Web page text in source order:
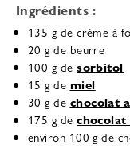
Ingrédients :
135 g de crème à
20 g de beurre
100 g desorbitol
15 g de miel
30 g de chocolat
175 g dechocolat
environ 100 g de